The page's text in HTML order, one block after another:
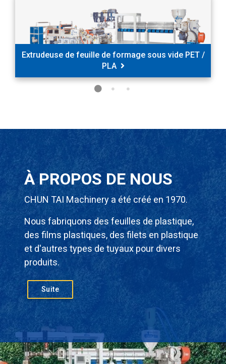
Extrudeuse de feuille de formage sous vide PET /
PLA
À PROPOS DE NOUS
CHUN TAI Machinery a été créé en 1970.
Nous fabriquons des feuilles de plastique,
des films plastiques, des filets en plastique
et d'autres types de tuyaux pour divers
produits.
Suite